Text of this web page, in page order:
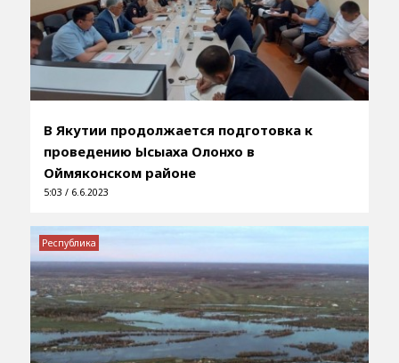
В Якутии продолжается подготовка к
проведению Ысыаха Олонхо в
Оймяконском районе
5:03 / 6.6.2023
Республика